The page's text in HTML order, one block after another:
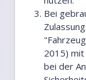
Bei
2015)
bei der